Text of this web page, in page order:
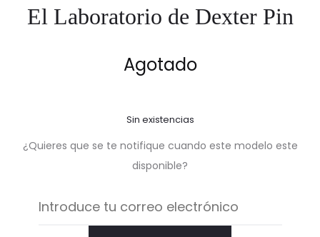
El Laboratorio de Dexter Pin
Agotado
Sin existencias
¿Quieres que se te notifique cuando este modelo este
disponible?